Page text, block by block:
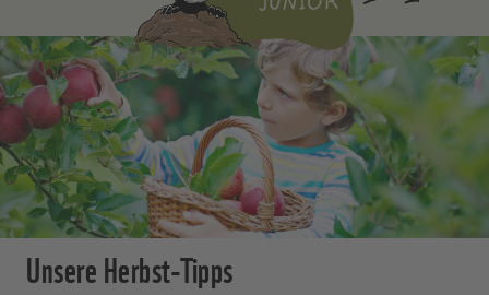
Unsere Herbst-Tipps